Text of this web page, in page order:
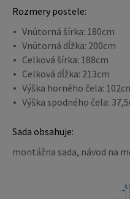
Rozmery postele:
Vnútorná šírka: 180cm
Vnútorná dĺžka: 200cm
Celková šírka: 188cm
Celková dĺžka: 213cm
Výška horného čela:
Výška spodného čela:
Sada obsahuje:
montážna sada, návod na